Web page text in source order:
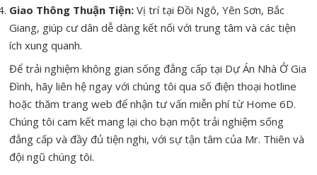
Giao Thông Thuận Tiện: Vị trí tại Đồi Ngô, Yên Sơn, Bắc
Giang, giúp cư dân dễ dàng kết nối với trung tâm và các tiện
ích xung quanh.
Để trải nghiệm không gian sống đẳng cấp tại Dự Án Nhà Ở Gia
Đình, hãy liên hệ ngay với chúng tôi qua số điện thoại hotline
hoặc thăm trang web để nhận tư vấn miễn phí từ Home 6D.
Chúng tôi cam kết mang lại cho bạn một trải nghiệm sống
đẳng cấp và đầy đủ tiện nghi, với sự tận tâm của Mr. Thiên và
đội ngũ chúng tôi.